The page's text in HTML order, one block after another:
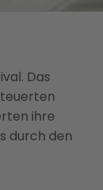
Das
ihre
durch den